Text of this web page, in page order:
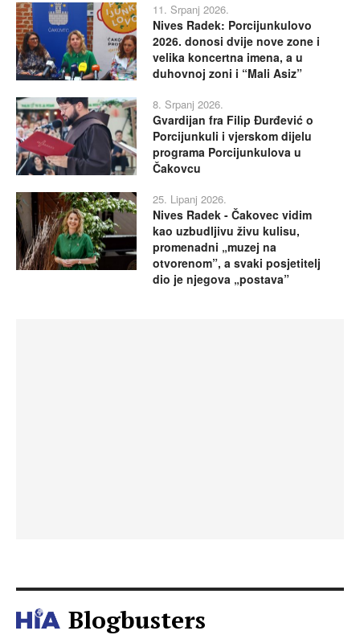
11. Srpanj 2026.
Nives Radek: Porcijunkulovo
2026. donosi dvije nove zone i
velika koncertna imena, a u
duhovnoj zoni i “Mali Asiz”
8. Srpanj 2026.
Gvardijan fra Filip Đurđević o
Porcijunkuli i vjerskom dijelu
programa Porcijunkulova u
Čakovcu
25. Lipanj 2026.
Nives Radek - Čakovec vidim
kao uzbudljivu živu kulisu,
promenadni „muzej na
otvorenom”, a svaki posjetitelj
dio je njegova „postava”
Blogbusters